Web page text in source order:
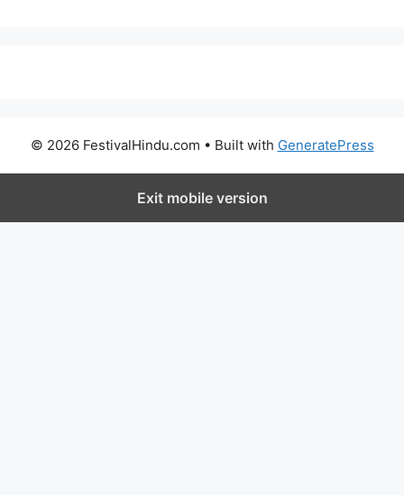
© 2026 FestivalHindu.com • Built with GeneratePress
Exit mobile version